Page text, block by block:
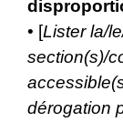
• [Lister la/
section(s)/
dérogation